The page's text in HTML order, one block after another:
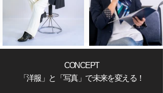
CONCEPT
「洋服」と「写真」で未来を変える！